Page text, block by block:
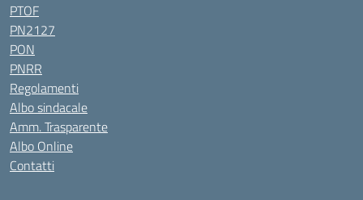
PTOF
PN2127
PON
PNRR
Regolamenti
Albo sindacale
Amm. Trasparente
Albo Online
Contatti